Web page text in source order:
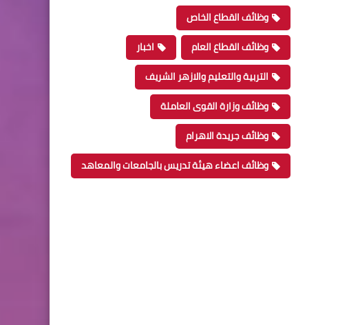
وظائف القطاع الخاص
وظائف القطاع العام
اخبار
التربية والتعليم والازهر الشريف
وظائف وزارة القوى العاملة
وظائف جريدة الاهرام
وظائف اعضاء هيئة تدريس بالجامعات والمعاهد